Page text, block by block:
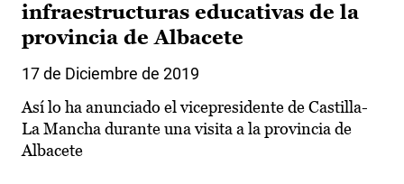
infraestructuras educativas de la
provincia de Albacete
17 de Diciembre de 2019
Así lo ha anunciado el vicepresidente de Castilla-
La Mancha durante una visita a la provincia de
Albacete